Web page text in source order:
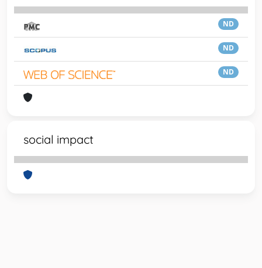
ND
ND
ND
social impact